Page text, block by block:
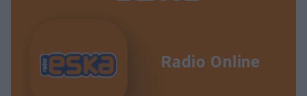
Radio Online